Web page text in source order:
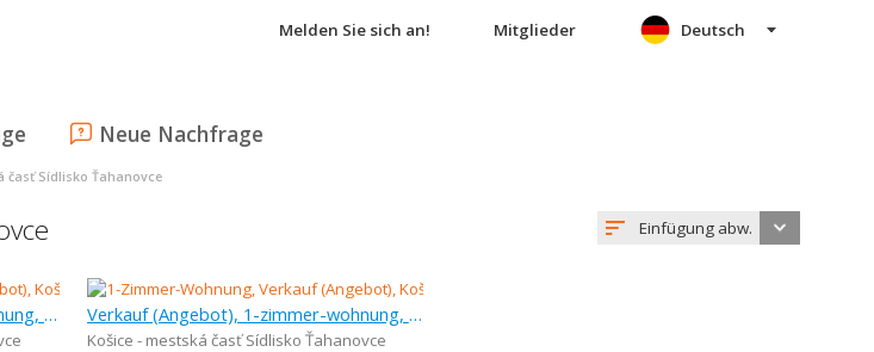
Melden Sie sich an! Mitglieder
Neue Nachfrage
Deutsch
časť Sídlisko Ťahanovce
Einfügung abw.
Verkauf (Angebot), 1-zimmer-wohnung, 42 m Verkauf (Angebot), 1-zimmer-wohnung, 41 m
Košice - mestská časť Sídlisko Ťahanovce